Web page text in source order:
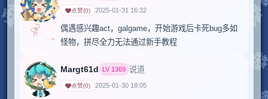
点赞(0) 2025-01-31 16:32
偶遇感兴趣act，galgame，开始游戏后卡死bug多如
怪物，拼尽全力无法通过新手教程
Margt61d LV 1369 说道
点赞(0) 2025-01-30 18:05